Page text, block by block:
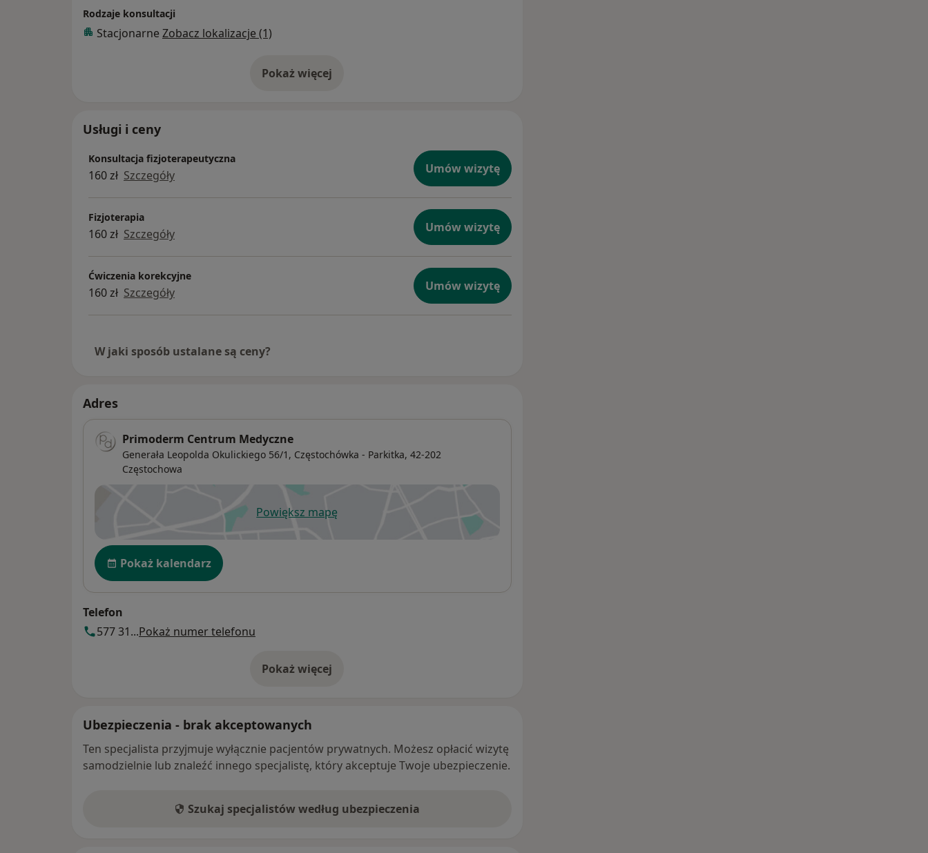
Rodzaje konsultacji
Stacjonarne Zobacz lokalizacje (1)
Pokaż więcejo doświadczeniu
Usługi i ceny
Konsultacja fizjoterapeutyczna
160 zł Szczegóły Umów wizytę
Fizjoterapia
160 zł Szczegóły Umów wizytę
Ćwiczenia korekcyjne
160 zł Szczegóły Umów wizytę
W jaki sposób ustalane są ceny?
Adres
Primoderm Centrum Medyczne
Generała Leopolda Okulickiego 56/1, Częstochówka - Parkitka, 42-202
Częstochowa
Powiększ mapęotwiera się w nowej karcie
Dostępność
Pokaż kalendarz
Telefon
577 31...Pokaż numer telefonu
Pokaż więcej
o adresie
Ubezpieczenia - brak akceptowanych
Ten specjalista przyjmuje wyłącznie pacjentów prywatnych. Możesz opłacić wizytę
samodzielnie lub znaleźć innego specjalistę, który akceptuje Twoje ubezpieczenie.
Szukaj specjalistów według ubezpieczenia